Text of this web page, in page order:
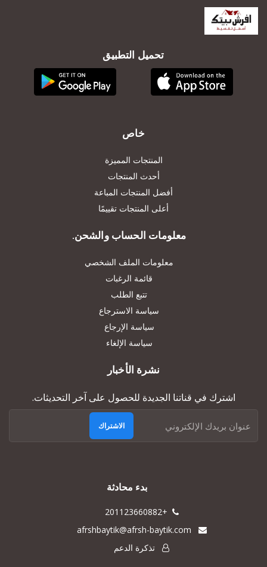
تحميل التطبيق
خاص
المنتجات المميزة
أحدث المنتجات
أفضل المنتجات المباعة
أعلى المنتجات تقييمًا
معلومات الحساب والشحن.
معلومات الملف الشخصي
قائمة الرغبات
تتبع الطلب
سياسة الاسترجاع
سياسة الإرجاع
سياسة الإلغاء
نشرة الأخبار
اشترك في قناتنا الجديدة للحصول على آخر التحديثات.
الاشتراك
بدء محادثة
+201123660882
afrshbaytik@afrsh-baytik.com
تذكرة الدعم